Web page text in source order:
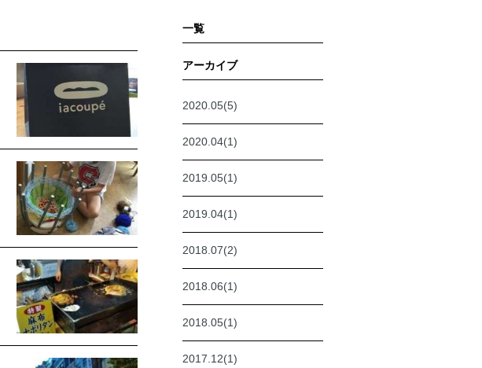
一覧
アーカイブ
2020.05(5)
2020.04(1)
2019.05(1)
2019.04(1)
2018.07(2)
2018.06(1)
2018.05(1)
2017.12(1)